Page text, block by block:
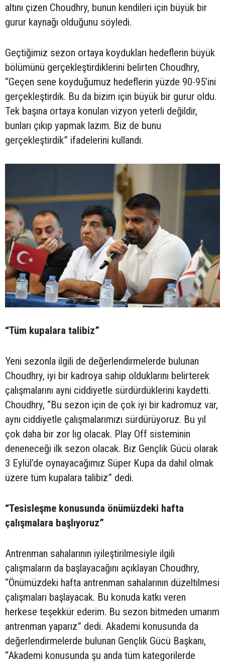
altını çizen Choudhry, bunun kendileri için büyük bir
gurur kaynağı olduğunu söyledi.
Geçtiğimiz sezon ortaya koydukları hedeflerin büyük
bölümünü gerçekleştirdiklerini belirten Choudhry,
“Geçen sene koyduğumuz hedeflerin yüzde 90-95’ini
gerçekleştirdik. Bu da bizim için büyük bir gurur oldu.
Tek başına ortaya konulan vizyon yeterli değildir,
bunları çıkıp yapmak lazım. Biz de bunu
gerçekleştirdik” ifadelerini kullandı.
“Tüm kupalara talibiz”
Yeni sezonla ilgili de değerlendirmelerde bulunan
Choudhry, iyi bir kadroya sahip olduklarını belirterek
çalışmalarını aynı ciddiyetle sürdürdüklerini kaydetti.
Choudhry, “Bu sezon için de çok iyi bir kadromuz var,
aynı ciddiyetle çalışmalarımızı sürdürüyoruz. Bu yıl
çok daha bir zor lig olacak. Play Off sisteminin
deneneceği ilk sezon olacak. Biz Gençlik Gücü olarak
3 Eylül’de oynayacağımız Süper Kupa da dahil olmak
üzere tüm kupalara talibiz” dedi.
“Tesisleşme konusunda önümüzdeki hafta
çalışmalara başlıyoruz”
Antrenman sahalarının iyileştirilmesiyle ilgili
çalışmaların da başlayacağını açıklayan Choudhry,
“Önümüzdeki hafta antrenman sahalarının düzeltilmesi
çalışmaları başlayacak. Bu konuda katkı veren
herkese teşekkür ederim. Bu sezon bitmeden umarım
antrenman yaparız” dedi. Akademi konusunda da
değerlendirmelerde bulunan Gençlik Gücü Başkanı,
“Akademi konusunda şu anda tüm kategorilerde